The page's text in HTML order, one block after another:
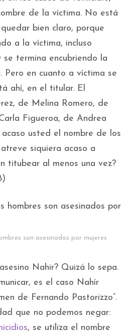
de la víctima. No está
bien claro, porque
a la víctima, incluso
termina encubriendo la
Pero en cuanto a víctima se
ahí, en el titular. El
de Melina Romero, de
Figueroa, de Andrea
usted el nombre de los
siquiera acaso a
titubear al menos una vez?
son asesinados por mujeres
Nahir? Quizá lo sepa.
es el caso Nahír
de Fernando Pastorizzo”.
que no podemos negar:
, se utiliza el nombre